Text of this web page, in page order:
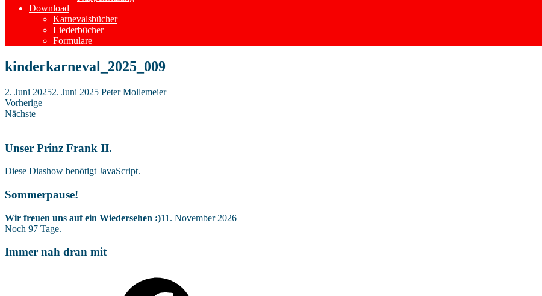
Download
Karnevalsbücher
Liederbücher
Formulare
kinderkarneval_2025_009
2. Juni 20252. Juni 2025 Peter Mollemeier
Vorherige
Nächste
Unser Prinz Frank II.
Diese Diashow benötigt JavaScript.
Sommerpause!
Wir freuen uns auf ein Wiedersehen :)11. November 2026
Noch 97 Tage.
Immer nah dran mit